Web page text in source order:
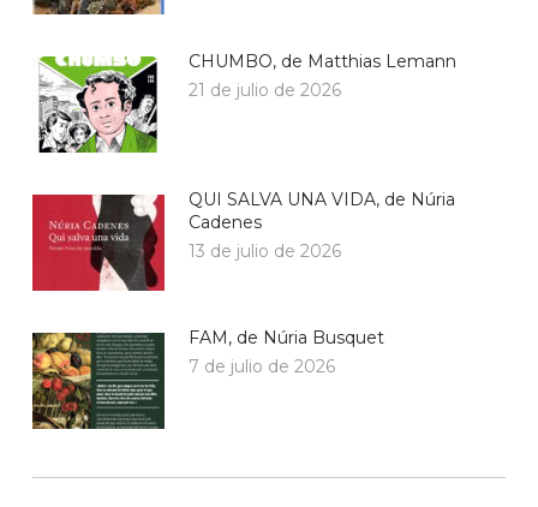
CHUMBO, de Matthias Lemann
21 de julio de 2026
QUI SALVA UNA VIDA, de Núria
Cadenes
13 de julio de 2026
FAM, de Núria Busquet
7 de julio de 2026